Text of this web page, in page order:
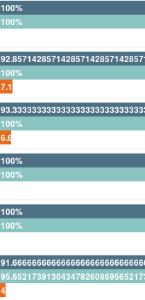
100%
100%
100%
100%
100%
100%
100%
100%